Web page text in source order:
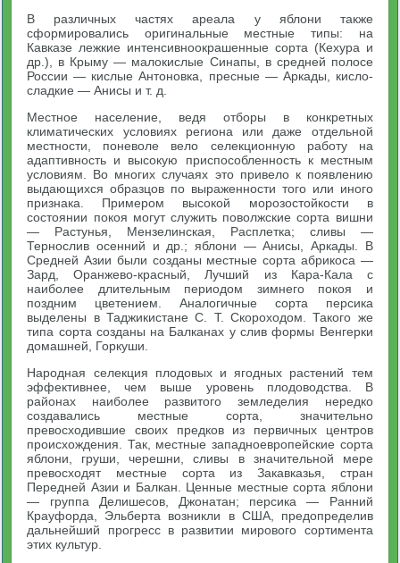
В различных частях ареала у яблони также
сформировались оригинальные местные типы: на
Кавказе лежкие интенсивноокрашенные сорта (Кехура и
др.), в Крыму — малокислые Синапы, в средней полосе
России — кислые Антоновка, пресные — Аркады, кисло-
сладкие — Анисы и т. д.
Местное население, ведя отборы в конкретных
климатических условиях региона или даже отдельной
местности, поневоле вело селекционную работу на
адаптивность и высокую приспособленность к местным
условиям. Во многих случаях это привело к появлению
выдающихся образцов по выраженности того или иного
признака. Примером высокой морозостойкости в
состоянии покоя могут служить поволжские сорта вишни
— Растунья, Мензелинская, Расплетка; сливы —
Тернослив осенний и др.; яблони — Анисы, Аркады. В
Средней Азии были созданы местные сорта абрикоса —
Зард, Оранжево-красный, Лучший из Кара-Кала с
наиболее длительным периодом зимнего покоя и
поздним цветением. Аналогичные сорта персика
выделены в Таджикистане С. Т. Скороходом. Такого же
типа сорта созданы на Балканах у слив формы Венгерки
домашней, Горкуши.
Народная селекция плодовых и ягодных растений тем
эффективнее, чем выше уровень плодоводства. В
районах наиболее развитого земледелия нередко
создавались местные сорта, значительно
превосходившие своих предков из первичных центров
происхождения. Так, местные западноевропейские сорта
яблони, груши, черешни, сливы в значительной мере
превосходят местные сорта из Закавказья, стран
Передней Азии и Балкан. Ценные местные сорта яблони
— группа Делишесов, Джонатан; персика — Ранний
Крауфорда, Эльберта возникли в США, предопределив
дальнейший прогресс в развитии мирового сортимента
этих культур.